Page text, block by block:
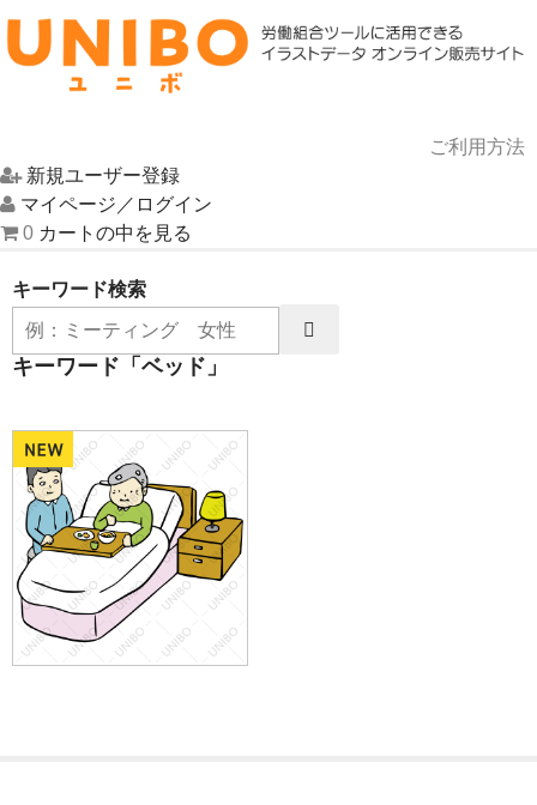
ご利用方法
HOME
UNIBOについて
お問い合わせ
新規ユーザー登録
マイページ／ログイン
0 カートの中を見る
キーワード検索
キーワード「ベッド」